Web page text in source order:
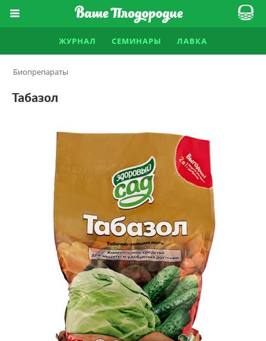
ЖУРНАЛ СЕМИНАРЫ ЛАВКА
Биопрепараты
Табазол